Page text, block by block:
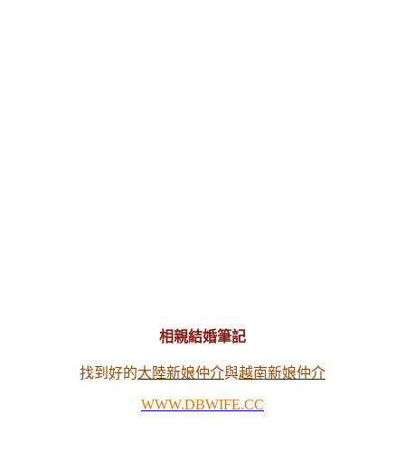
相親結婚筆記
找到好的大陸新娘仲介與越南新娘仲介
WWW.DBWIFE.CC